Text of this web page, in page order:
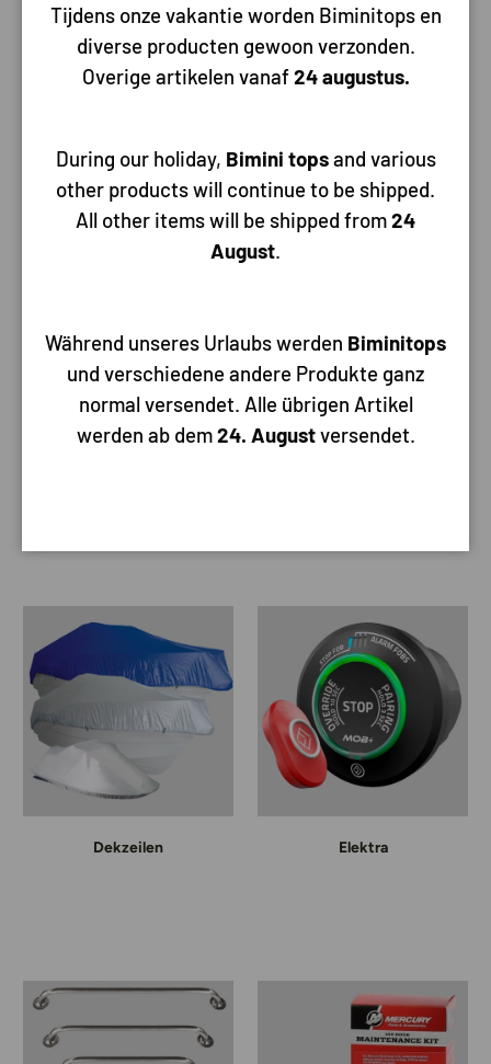
Dekzeilen Elektra
Tijdens onze vakantie worden Biminitops en
diverse producten gewoon verzonden.
Overige artikelen vanaf24 augustus.
During our holiday, Bimini topsand various
other products will continue to be shipped.
All other items will be shipped from24
August.
Während unseres Urlaubs werden Biminitops
und verschiedene andere Produkte ganz
normal versendet. Alle übrigen Artikel
werden ab dem24. Augustversendet.